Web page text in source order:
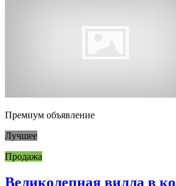
Премиум объявление
Лучшее
Продажа
Великолепная вилла в